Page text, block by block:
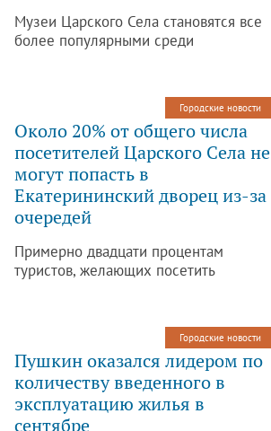
Музеи Царского Села становятся все
более популярными среди
количество посетителей увеличилось
на 68 тысяч по сравнению с
предыдущим годом. Об этом
журналистам сообщила директор ГМЗ
«Царское Село» Ольга Таратынова.
Городские новости
Около 20% от общего числа
посетителей Царского Села не
могут попасть в
Екатерининский дворец из-за
очередей
Примерно двадцати процентам
туристов, желающих посетить
огромных очередей, которые
выстраиваются на входе в так
называемый «высокий сезон». Об
этом журналистам сообщила директор
ГМЗ «Царское Село» Ольга
Таратынова.
Городские новости
Пушкин оказался лидером по
количеству введенного в
эксплуатацию жилья в
сентябре